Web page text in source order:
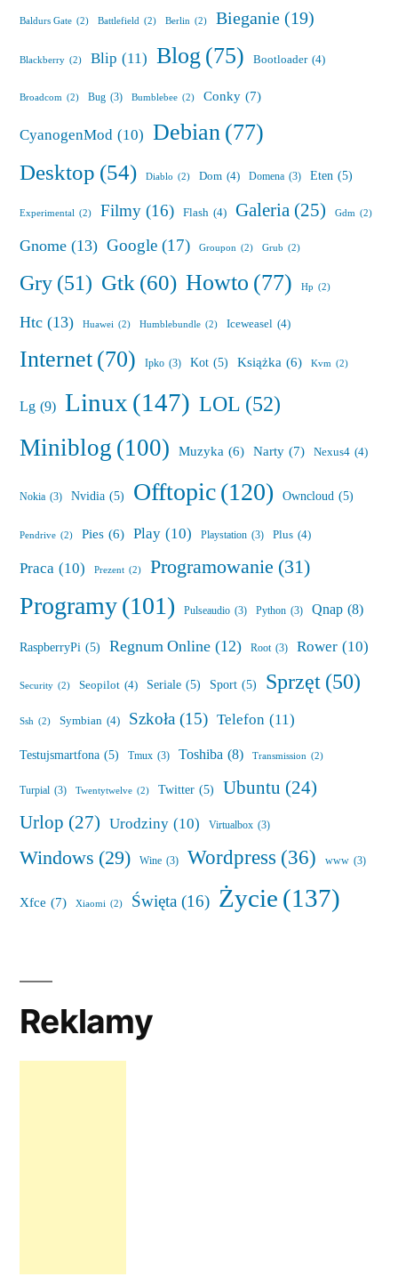
Baldurs Gate (2) Battlefield (2) Berlin (2) Bieganie (19)
Blackberry (2) Blip (11) Blog(75) Bootloader (4)
Broadcom (2) Bug (3) Bumblebee (2) Conky (7)
CyanogenMod (10) Debian(77)
Desktop (54) Diablo (2) Dom (4) Domena (3) Eten (5)
Experimental (2) Filmy (16) Flash (4) Galeria (25) Gdm (2)
Gnome (13) Google (17) Groupon (2) Grub (2)
Gry(51) Gtk(60) Howto (77) Hp (2)
Htc (13) Huawei (2) Humblebundle (2) Iceweasel (4)
Internet(70) Ipko (3) Kot (5) Książka (6) Kvm (2)
Lg (9) Linux(147) LOL (52)
Miniblog (100) Muzyka (6) Narty (7) Nexus4 (4)
Nokia (3) Nvidia (5) Offtopic(120) Owncloud (5)
Pendrive (2) Pies (6) Play (10) Playstation (3) Plus (4)
Praca (10) Prezent (2) Programowanie (31)
Programy(101) Pulseaudio (3) Python (3) Qnap (8)
RaspberryPi (5) Regnum Online (12) Root (3) Rower (10)
Security (2) Seopilot (4) Seriale (5) Sport (5) Sprzęt(50)
Ssh (2) Symbian (4) Szkoła (15) Telefon (11)
Testujsmartfona (5) Tmux (3) Toshiba (8) Transmission (2)
Turpial (3) Twentytwelve (2) Twitter (5) Ubuntu (24)
Urlop (27) Urodziny (10) Virtualbox (3)
Windows (29) Wine (3) Wordpress (36) www (3)
Xfce (7) Xiaomi (2) Święta (16) Życie(137)
Reklamy